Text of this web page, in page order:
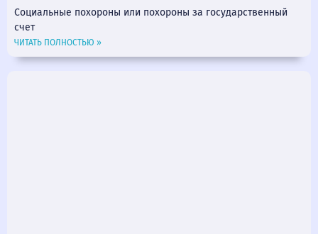
Социальные похороны или похороны за государственный
счет
ЧИТАТЬ ПОЛНОСТЬЮ »